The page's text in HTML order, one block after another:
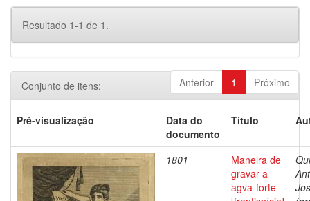
Resultado 1-1 de 1.
Anterior 1 Próximo
Conjunto de itens:
Pré-visualização
Data do
documento
Título
1801
Maneira de
gravar a
agva-forte